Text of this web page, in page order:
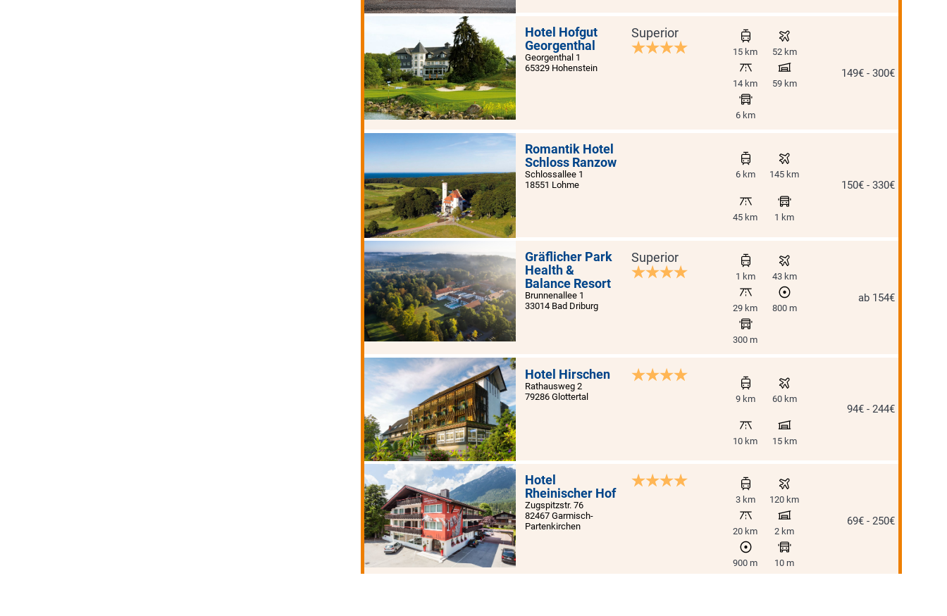
Hotel Hofgut
Georgenthal
Georgenthal 1
65329 Hohenstein
Superior
15 km 52 km
14 km 59 km
6 km
149€ - 300€
Romantik Hotel
Schloss Ranzow
Schlossallee 1
18551 Lohme
6 km 145 km
45 km 1 km
150€ - 330€
Gräflicher Park
Health &
Balance Resort
Brunnenallee 1
33014 Bad Driburg
Superior
1 km 43 km
29 km 800 m
300 m
ab 154€
Hotel Hirschen
Rathausweg 2
79286 Glottertal
9 km 60 km
10 km 15 km
94€ - 244€
Hotel
Rheinischer Hof
Zugspitzstr. 76
82467 Garmisch-
Partenkirchen
3 km 120 km
20 km 2 km
900 m 10 m
69€ - 250€